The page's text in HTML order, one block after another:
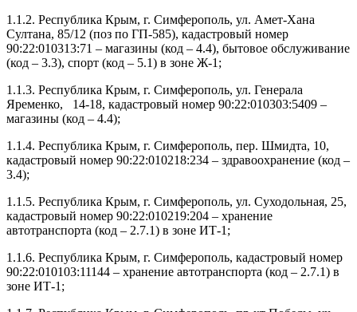
1.1.2. Республика Крым, г. Симферополь, ул. Амет-Хана
Султана, 85/12 (поз по ГП-585), кадастровый номер
90:22:010313:71 – магазины (код – 4.4), бытовое обслуживание
(код – 3.3), спорт (код – 5.1) в зоне Ж-1;
1.1.3. Республика Крым, г. Симферополь, ул. Генерала
Яременко, 14-18, кадастровый номер 90:22:010303:5409 –
магазины (код – 4.4);
1.1.4. Республика Крым, г. Симферополь, пер. Шмидта, 10,
кадастровый номер 90:22:010218:234 – здравоохранение (код –
3.4);
1.1.5. Республика Крым, г. Симферополь, ул. Суходольная, 25,
кадастровый номер 90:22:010219:204 – хранение
автотранспорта (код – 2.7.1) в зоне ИТ-1;
1.1.6. Республика Крым, г. Симферополь, кадастровый номер
90:22:010103:11144 – хранение автотранспорта (код – 2.7.1) в
зоне ИТ-1;